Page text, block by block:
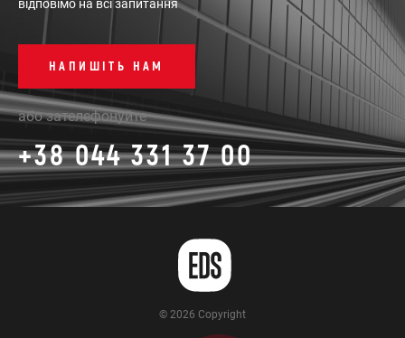
відповімо на всі запитання
НАПИШІТЬ НАМ
або зателефонуйте
+38 044 331 37 00
© 2026 Copyright